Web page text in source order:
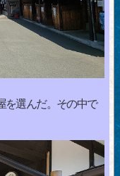
を選んだ。その中で